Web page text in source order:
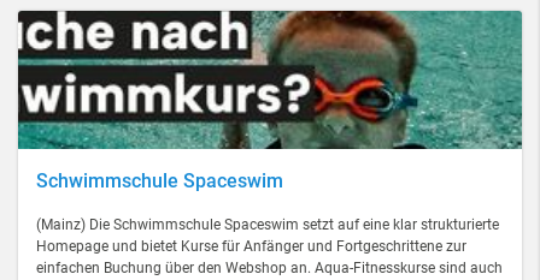
Schwimmschule Spaceswim
(Mainz) Die Schwimmschule Spaceswim setzt auf eine klar strukturierte
Homepage und bietet Kurse für Anfänger und Fortgeschrittene zur
einfachen Buchung über den Webshop an. Aqua-Fitnesskurse sind auch